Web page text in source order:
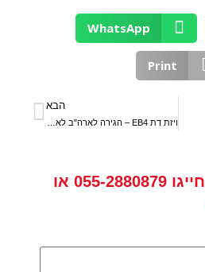
WhatsApp
Print
הבא
ויזת דת EB4 – הגירה לארה"ב לאנשי דת
חייגו 055-2880879או